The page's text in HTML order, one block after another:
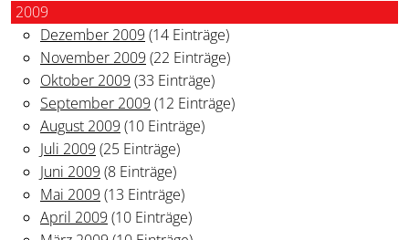
2009
Dezember 2009 (14 Einträge)
November 2009 (22 Einträge)
Oktober 2009 (33 Einträge)
September 2009 (12 Einträge)
August 2009 (10 Einträge)
Juli 2009 (25 Einträge)
Juni 2009 (8 Einträge)
Mai 2009 (13 Einträge)
April 2009 (10 Einträge)